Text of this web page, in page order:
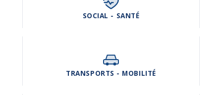
SOCIAL - SANTÉ
TRANSPORTS - MOBILITÉ